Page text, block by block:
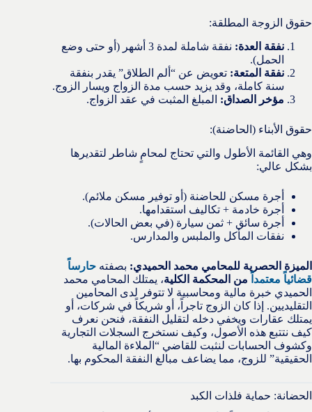
حقوق الزوجة المطلقة:
نفقة العدة:
نفقة شاملة لمدة 3 أشهر (أو حتى وضع
الحمل).
نفقة المتعة: تعويض عن “ألم الطلاق” يقدر بنفقة
سنة كاملة، وقد يزيد حسب مدة الزواج ويسار الزوج.
مؤخر الصداق: المبلغ المثبت في عقد الزواج.
حقوق الأبناء (الحاضنة):
وهي القائمة الأطول والتي تحتاج لمحامٍ شاطر لتقديرها
بشكل عالي:
أجرة مسكن للحاضنة (أو توفير مسكن ملائم).
أجرة خادمة + تكاليف استقدامها.
أجرة سائق + ثمن سيارة (في بعض الحالات).
نفقات المأكل والملبس والمدارس.
الميزة الحصرية للمحامي محمد الحميدي: بصفته حارساً
قضائياً معتمداً من المحكمة الكلية، يمتلك المحامي محمد
الحميدي خبرة مالية ومحاسبية لا تتوفر لدى المحامين
التقليديين. إذا كان الزوج تاجراً، أو شريكاً في شركات، أو
يمتلك عقارات ويخفي دخله لتقليل النفقة، فنحن نعرف
كيف نتتبع هذه الأصول، وكيف نستخرج السجلات التجارية
وكشوف الحسابات لنثبت للقاضي “الملاءة المالية
الحقيقية” للزوج، مما يضاعف مبالغ النفقة المحكوم بها.
الحضانة: حماية فلذات الكبد